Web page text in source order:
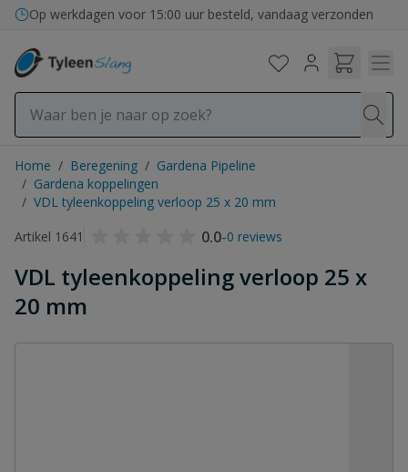
Ga naar de inhoud
Op werkdagen voor 15:00 uur besteld, vandaag verzonden
Home / Beregening / Gardena Pipeline
/ Gardena koppelingen
/ VDL tyleenkoppeling verloop 25 x 20 mm
Artikel 1641
0.0-0 reviews
VDL tyleenkoppeling verloop 25 x
20 mm